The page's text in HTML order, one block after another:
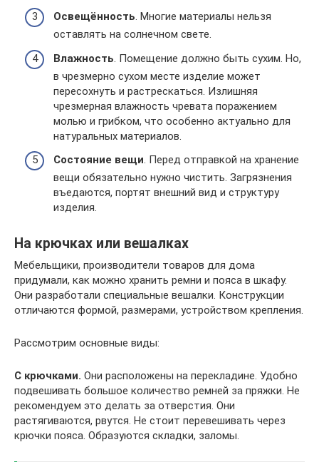
Освещённость. Многие материалы нельзя
оставлять на солнечном свете.
Влажность . Помещение должно быть сухим. Но,
в чрезмерно сухом месте изделие может
пересохнуть и растрескаться. Излишняя
чрезмерная влажность чревата поражением
молью и грибком, что особенно актуально для
натуральных материалов.
Состояние вещи. Перед отправкой на хранение
вещи обязательно нужно чистить. Загрязнения
въедаются, портят внешний вид и структуру
изделия.
На крючках или вешалках
Мебельщики, производители товаров для дома
придумали, как можно хранить ремни и пояса в шкафу.
Они разработали специальные вешалки. Конструкции
отличаются формой, размерами, устройством крепления.
Рассмотрим основные виды:
С крючками. Они расположены на перекладине. Удобно
подвешивать большое количество ремней за пряжки. Не
рекомендуем это делать за отверстия. Они
растягиваются, рвутся. Не стоит перевешивать через
крючки пояса. Образуются складки, заломы.